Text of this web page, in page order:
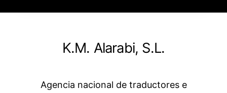
K.M. Alarabi, S.L.
Agencia nacional de traductores e